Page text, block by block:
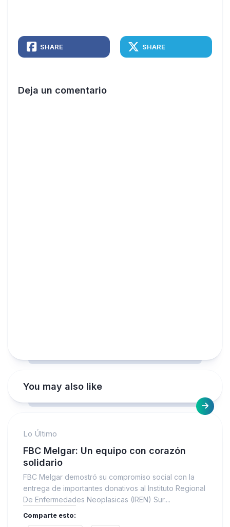
SHARE SHARE
Deja un comentario
You may also like
Lo Último
FBC Melgar: Un equipo con corazón
solidario
FBC Melgar demostró su compromiso social con la
entrega de importantes donativos al Instituto Regional
De Enfermedades Neoplasicas (IREN) Sur....
Comparte esto: